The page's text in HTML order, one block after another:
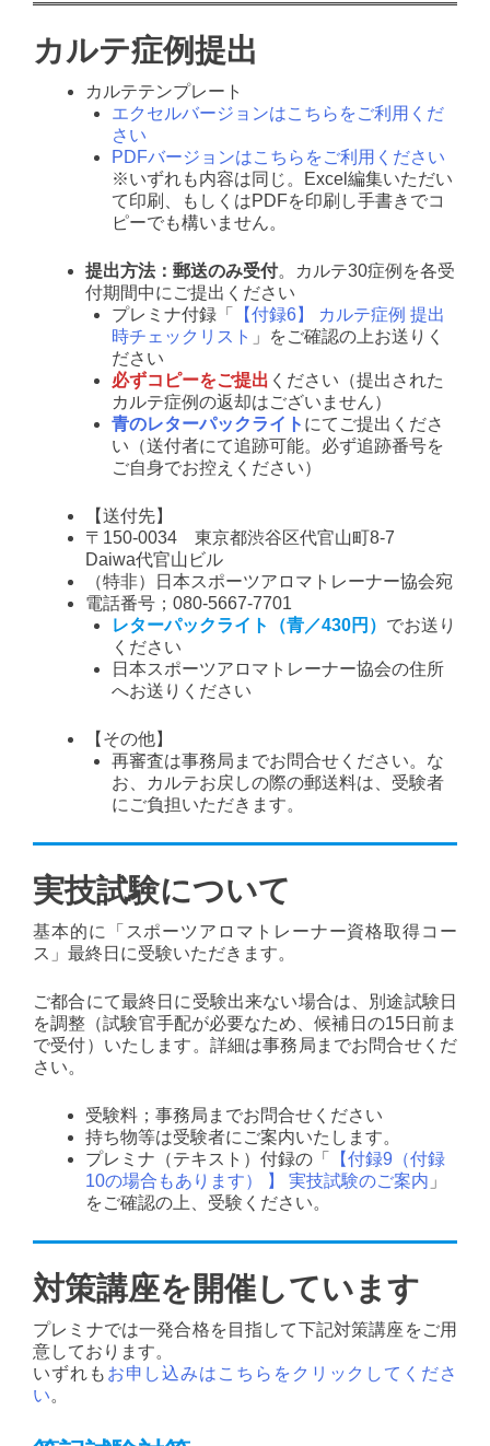
カルテ症例提出
カルテテンプレート
エクセルバージョンはこちらをご利用くだ
さい
PDFバージョンはこちらをご利用ください
※いずれも内容は同じ。Excel編集いただい
て印刷、もしくはPDFを印刷し手書きでコ
ピーでも構いません。
提出方法：郵送のみ受付。カルテ30症例を各受
付期間中にご提出ください
プレミナ付録「
【付録6】 カルテ症例 提出
時チェックリスト 」をご確認の上お送りく
ださい
必ずコピーをご提出 ください（提出された
カルテ症例の返却はございません）
青のレターパックライト にてご提出くださ
い（送付者にて追跡可能。必ず追跡番号を
ご自身でお控えください）
【送付先】
〒150-0034 東京都渋谷区代官山町8-7
Daiwa代官山ビル
（特非）日本スポーツアロマトレーナー協会宛
電話番号；080-5667-7701
レターパックライト（青／430円） でお送り
ください
日本スポーツアロマトレーナー協会の住所
へお送りください
【その他】
再審査は事務局までお問合せください。な
お、カルテお戻しの際の郵送料は、受験者
にご負担いただきます。
実技試験について
基本的に「スポーツアロマトレーナー資格取得コー
ス」最終日に受験いただきます。
ご都合にて最終日に受験出来ない場合は、別途試験日
を調整（試験官手配が必要なため、候補日の15日前ま
で受付）いたします。詳細は事務局までお問合せくだ
さい。
受験料；事務局までお問合せください
持ち物等は受験者にご案内いたします。
プレミナ（テキスト）付録の「
【付録9（付録
10の場合もあります） 】 実技試験のご案内 」
をご確認の上、受験ください。
対策講座を開催しています
プレミナでは一発合格を目指して下記対策講座をご用
意しております。
いずれも お申し込みはこちらをクリックしてくださ
い。